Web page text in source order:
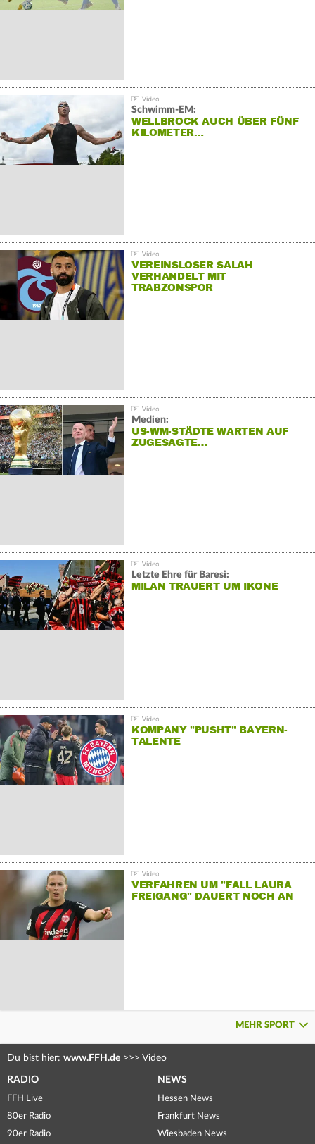
Schwimm-EM:
WELLBROCK AUCH ÜBER FÜNF
KILOMETER…
VEREINSLOSER SALAH
VERHANDELT MIT
TRABZONSPOR
Medien:
US-WM-STÄDTE WARTEN AUF
ZUGESAGTE…
Letzte Ehre für Baresi:
MILAN TRAUERT UM IKONE
KOMPANY "PUSHT" BAYERN-
TALENTE
VERFAHREN UM "FALL LAURA
FREIGANG" DAUERT NOCH AN
MEHR SPORT
Du bist hier: www.FFH.de >>> Video
RADIO
FFH Live
80er Radio
90er Radio
NEWS
Hessen News
Frankfurt News
Wiesbaden News